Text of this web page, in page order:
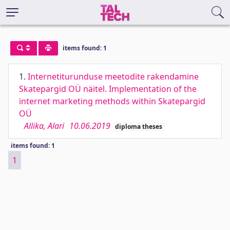
items found: 1
1. Internetiturunduse meetodite rakendamine
Skatepargid OÜ näitel. Implementation of the
internet marketing methods within Skatepargid
OÜ
Allika, Alari 10.06.2019 diploma theses
items found: 1
1